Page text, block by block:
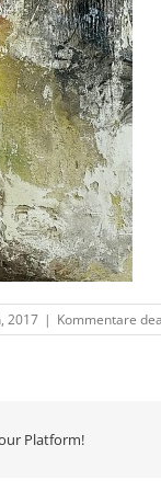
2017 | Kommentare
Platform!